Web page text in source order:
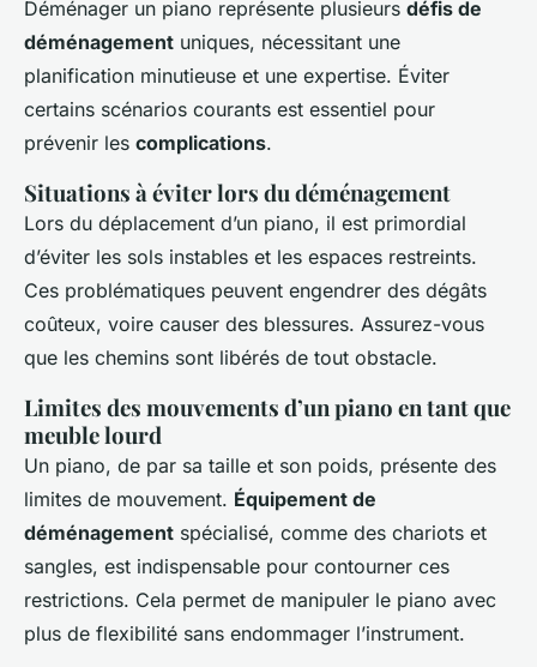
Déménager un piano représente plusieurs défis de
déménagement uniques, nécessitant une
planification minutieuse et une expertise. Éviter
certains scénarios courants est essentiel pour
prévenir les complications.
Situations à éviter lors du déménagement
Lors du déplacement d’un piano, il est primordial
d’éviter les sols instables et les espaces restreints.
Ces problématiques peuvent engendrer des dégâts
coûteux, voire causer des blessures. Assurez-vous
que les chemins sont libérés de tout obstacle.
Limites des mouvements d’un piano en tant que
meuble lourd
Un piano, de par sa taille et son poids, présente des
limites de mouvement. Équipement de
déménagement spécialisé, comme des chariots et
sangles, est indispensable pour contourner ces
restrictions. Cela permet de manipuler le piano avec
plus de flexibilité sans endommager l’instrument.